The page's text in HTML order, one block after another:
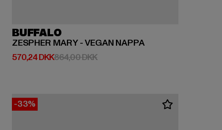
BUFFALO
ZESPHER MARY - VEGAN NAPPA
570,24 DKK
Nuværende pris: 570,24 DKK
864,00 DKKKampagnepris: 864,00 DKK
-33%